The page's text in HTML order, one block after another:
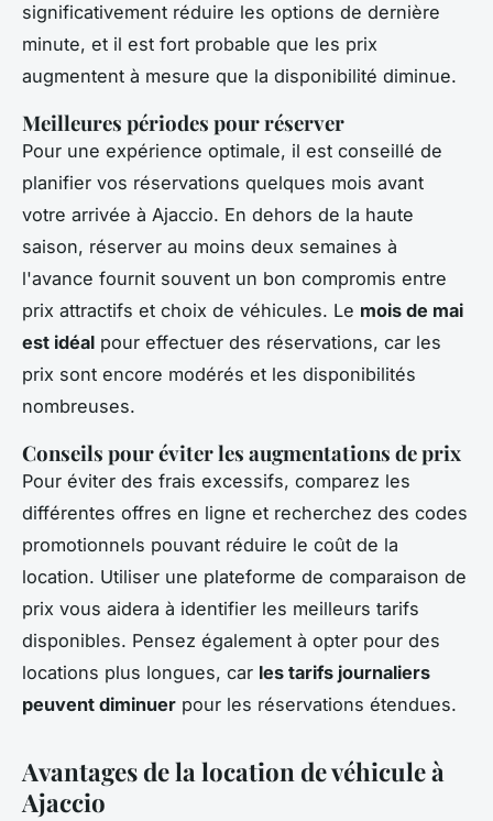
significativement réduire les options de dernière
minute, et il est fort probable que les prix
augmentent à mesure que la disponibilité diminue.
Meilleures périodes pour réserver
Pour une expérience optimale, il est conseillé de
planifier vos réservations quelques mois avant
votre arrivée à Ajaccio. En dehors de la haute
saison, réserver au moins deux semaines à
l'avance fournit souvent un bon compromis entre
prix attractifs et choix de véhicules. Le mois de mai
est idéal pour effectuer des réservations, car les
prix sont encore modérés et les disponibilités
nombreuses.
Conseils pour éviter les augmentations de prix
Pour éviter des frais excessifs, comparez les
différentes offres en ligne et recherchez des codes
promotionnels pouvant réduire le coût de la
location. Utiliser une plateforme de comparaison de
prix vous aidera à identifier les meilleurs tarifs
disponibles. Pensez également à opter pour des
locations plus longues, car les tarifs journaliers
peuvent diminuer pour les réservations étendues.
Avantages de la location de véhicule à
Ajaccio